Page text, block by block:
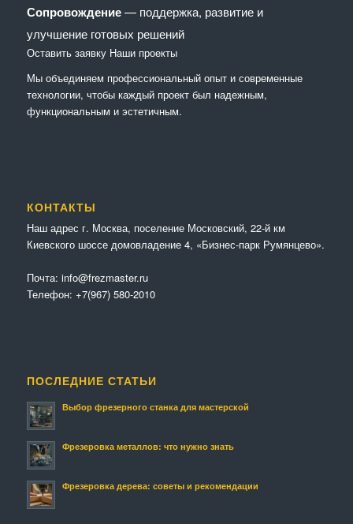
Сопровождение— поддержка, развитие и
улучшение готовых решений
Оставить заявку Наши проекты
Мы объединяем профессиональный опыт и современные
технологии, чтобы каждый проект был надежным,
функциональным и эстетичным.
КОНТАКТЫ
Наш адрес г. Москва, поселение Московский, 22-й км
Киевского шоссе домовладение 4, «Бизнес-парк Румянцево».
Почта: info@frezmaster.ru
Телефон: +7(967) 580-2010
ПОСЛЕДНИЕ СТАТЬИ
Выбор фрезерного станка для мастерской
Фрезеровка металлов: что нужно знать
Фрезеровка дерева: советы и рекомендации